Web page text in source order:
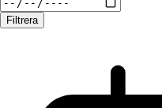
Filtrera